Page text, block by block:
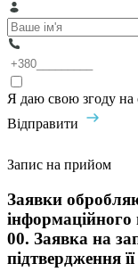
Я даю свою згоду на
Відправити
Запис на прийом
Заявки
інформаційного
00. Заявка на
підтвердження